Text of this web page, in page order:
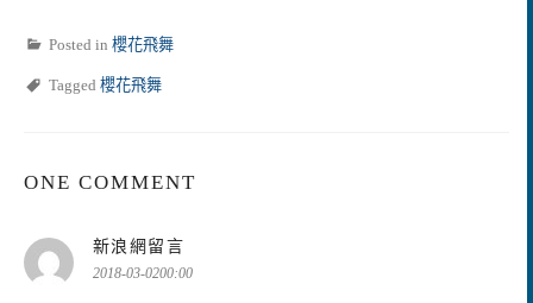
Posted in 櫻花飛舞
Tagged 櫻花飛舞
ONE COMMENT
新浪網留言
示:
2018-03-0200:00